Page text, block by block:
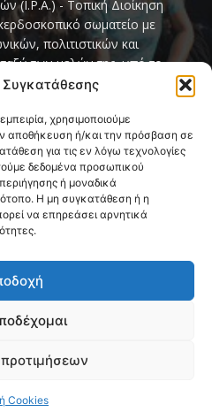
Συγκατάθεσης
χρησιμοποιούμε
αποθήκευση ή/και την πρόσβαση σε
για τις εν λόγω τεχνολογίες
δεδομένα προσωπικού
ή μοναδικά
Η μη συγκατάθεση ή η
να επηρεάσει αρνητικά
Cookies
(I.P.A.) - Τοπική Διοίκηση
σωματείο με
πολιτιστικών και
των μελών της, υπό το
Amikeco» (Υπηρετώ δια της
US